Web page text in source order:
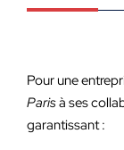
Pour une
Parisà ses
garantissant :